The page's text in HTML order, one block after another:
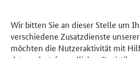
Wir bitten Sie an dieser Stelle um
verschiedene Zusatzdienste
möchten die Nutzeraktivität mit